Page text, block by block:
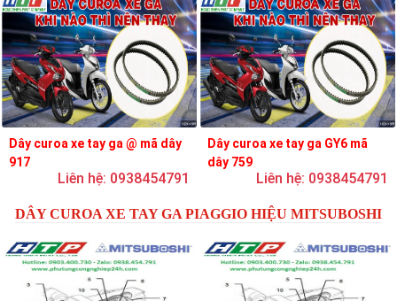
Dây curoa xe tay ga @ mã dây
917
Liên hệ: 0938454791
Dây curoa xe tay ga GY6 mã
dây 759
Liên hệ: 0938454791
DÂY CUROA XE TAY GA PIAGGIO HIỆU MITSUBOSHI